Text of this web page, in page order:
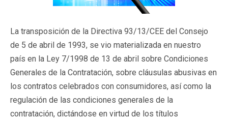
La transposición de la Directiva 93/13/CEE del Consejo
de 5 de abril de 1993, se vio materializada en nuestro
país en la Ley 7/1998 de 13 de abril sobre Condiciones
Generales de la Contratación, sobre cláusulas abusivas en
los contratos celebrados con consumidores, así como la
regulación de las condiciones generales de la
contratación, dictándose en virtud de los títulos